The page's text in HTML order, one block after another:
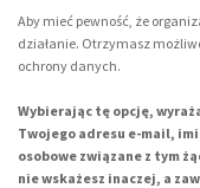
Aby mieć pewność, że
działanie. Otrzymasz
ochrony danych.
Wybierając tę opcję,
Twojego adresu e-mail,
osobowe związane z tym
nie wskażesz inaczej, a